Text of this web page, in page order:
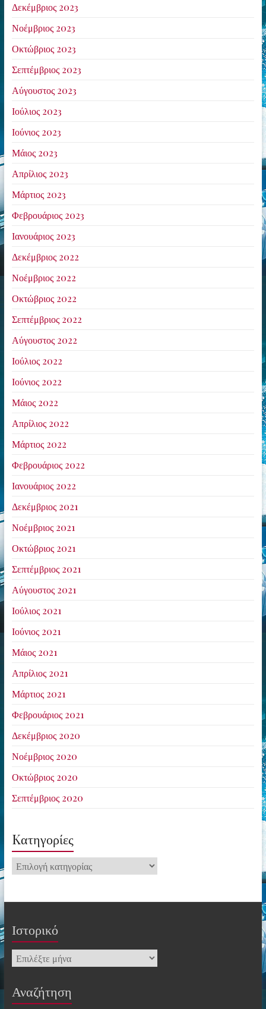
Δεκέμβριος 2023
Νοέμβριος 2023
Οκτώβριος 2023
Σεπτέμβριος 2023
Αύγουστος 2023
Ιούλιος 2023
Ιούνιος 2023
Μάιος 2023
Απρίλιος 2023
Μάρτιος 2023
Φεβρουάριος 2023
Ιανουάριος 2023
Δεκέμβριος 2022
Νοέμβριος 2022
Οκτώβριος 2022
Σεπτέμβριος 2022
Αύγουστος 2022
Ιούλιος 2022
Ιούνιος 2022
Μάιος 2022
Απρίλιος 2022
Μάρτιος 2022
Φεβρουάριος 2022
Ιανουάριος 2022
Δεκέμβριος 2021
Νοέμβριος 2021
Οκτώβριος 2021
Σεπτέμβριος 2021
Αύγουστος 2021
Ιούλιος 2021
Ιούνιος 2021
Μάιος 2021
Απρίλιος 2021
Μάρτιος 2021
Φεβρουάριος 2021
Δεκέμβριος 2020
Νοέμβριος 2020
Οκτώβριος 2020
Σεπτέμβριος 2020
Kατηγορίες
Kατηγορίες
Ιστορικό
Ιστορικό
Αναζήτηση